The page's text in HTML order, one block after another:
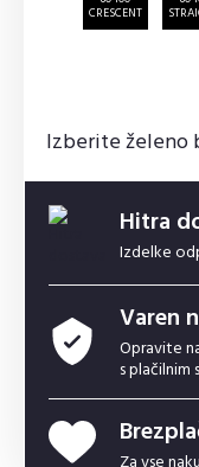
CRESCENT
Izberite želeno
Hitra
Izdelke
Varen
Opravite
s plačilnim